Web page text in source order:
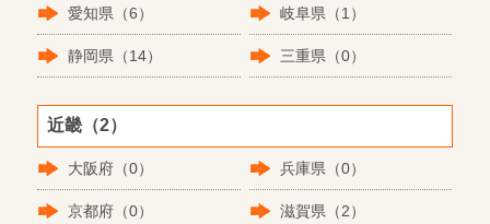
愛知県（6） 岐阜県（1）
静岡県（14） 三重県（0）
近畿（2）
大阪府（0） 兵庫県（0）
京都府（0） 滋賀県（2）